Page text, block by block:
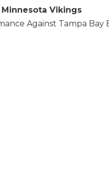
Minnesota Vikings